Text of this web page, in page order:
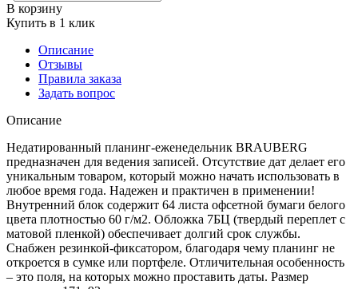
В корзину
Купить в 1 клик
Описание
Отзывы
Правила заказа
Задать вопрос
Описание
Недатированный планинг-еженедельник BRAUBERG
предназначен для ведения записей. Отсутствие дат делает его
уникальным товаром, который можно начать использовать в
любое время года. Надежен и практичен в применении!
Внутренний блок содержит 64 листа офсетной бумаги белого
цвета плотностью 60 г/м2. Обложка 7БЦ (твердый переплет с
матовой пленкой) обеспечивает долгий срок службы.
Снабжен резинкой-фиксатором, благодаря чему планинг не
откроется в сумке или портфеле. Отличительная особенность
– это поля, на которых можно проставить даты. Размер